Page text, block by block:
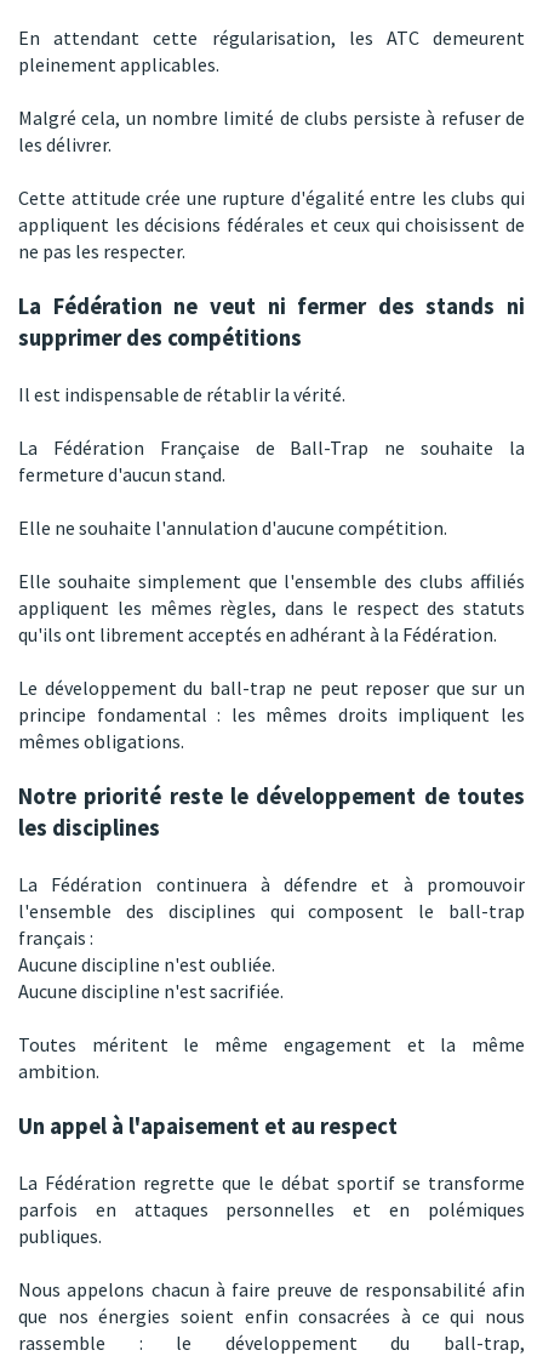
En attendant cette régularisation, les ATC demeurent
pleinement applicables.
Malgré cela, un nombre limité de clubs persiste à refuser de
les délivrer.
Cette attitude crée une rupture d'égalité entre les clubs qui
appliquent les décisions fédérales et ceux qui choisissent de
ne pas les respecter.
La Fédération ne veut ni fermer des stands ni
supprimer des compétitions
Il est indispensable de rétablir la vérité.
La Fédération Française de Ball-Trap ne souhaite la
fermeture d'aucun stand.
Elle ne souhaite l'annulation d'aucune compétition.
Elle souhaite simplement que l'ensemble des clubs affiliés
appliquent les mêmes règles, dans le respect des statuts
qu'ils ont librement acceptés en adhérant à la Fédération.
Le développement du ball-trap ne peut reposer que sur un
principe fondamental : les mêmes droits impliquent les
mêmes obligations.
Notre priorité reste le développement de toutes
les disciplines
La Fédération continuera à défendre et à promouvoir
l'ensemble des disciplines qui composent le ball-trap
français :
Aucune discipline n'est oubliée.
Aucune discipline n'est sacrifiée.
Toutes méritent le même engagement et la même
ambition.
Un appel à l'apaisement et au respect
La Fédération regrette que le débat sportif se transforme
parfois en attaques personnelles et en polémiques
publiques.
Nous appelons chacun à faire preuve de responsabilité afin
que nos énergies soient enfin consacrées à ce qui nous
rassemble : le développement du ball-trap,